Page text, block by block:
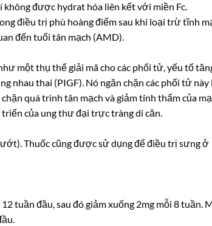
được hydrat hóa liên kết với miền Fc.
điều trị phù hoàng điểm sau khi loại trừ tĩnh
đến tuổi tân mạch (AMD).
một thụ thể giải mã cho các phối tử, yếu tố
nhau thai (PIGF). Nó ngăn chặn các phối tử này
quá trình tân mạch và giảm tính thấm của
của ung thư đại trực tràng di căn.
Thuốc cũng được sử dụng để điều trị sưng ở
tuần đầu, sau đó giảm xuống 2mg mỗi 8 tuần.